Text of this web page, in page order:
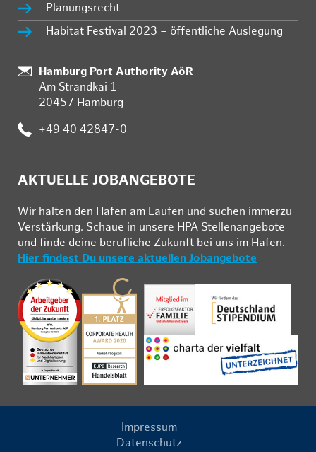
Planungsrecht
Habitat Festival 2023 – öffentliche Auslegung
Standort:
Hamburg Port Authority AöR
Am Strandkai 1
20457 Hamburg
Telefon:
+49 40 42847-0
AKTUELLE JOBANGEBOTE
Wir hal­ten den Ha­fen am Lau­fen und su­chen im­mer­zu
Ver­stär­kung. Schau­e in un­se­re HPA Stel­len­an­ge­bo­te
und fin­de deine be­ruf­li­che Zu­kunft bei uns im Ha­fen.
Hier findest Du unsere aktuellen Jobangebote
Impressum
Datenschutz